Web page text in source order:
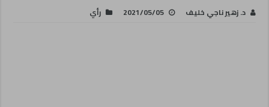
د. زهير ناجي خليف 2021/05/05 رأي